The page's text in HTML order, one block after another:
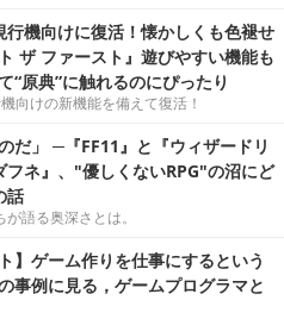
行機向けに復活！懐かしくも色褪せ
ザ ファースト』遊びやすい機能も
“原典”に触れるのにぴったり
向けの新機能を備えて復活！
だ」 ─『FF11』と『ウィザードリ
フネ』、"優しくないRPG"の沼にど
話
語る奥深さとは。
】ゲーム作りを仕事にするという
事例に見る，ゲームプログラマと